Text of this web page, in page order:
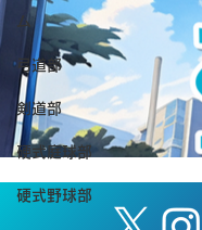
ム
弓道部
剣道部
硬式庭球部
硬式野球部